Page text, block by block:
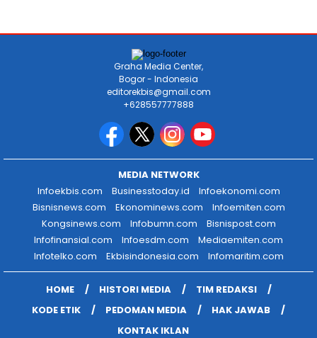
Graha Media Center,
Bogor - Indonesia
editorekbis@gmail.com
+628557777888
MEDIA NETWORK
Infoekbis.com
Businesstoday.id
Infoekonomi.com
Bisnisnews.com
Ekonominews.com
Infoemiten.com
Kongsinews.com
Infobumn.com
Bisnispost.com
Infofinansial.com
Infoesdm.com
Mediaemiten.com
Infotelko.com
Ekbisindonesia.com Infomaritim.com
HOME HISTORI MEDIA
TIM REDAKSI
KODE ETIK
PEDOMAN MEDIA
HAK JAWAB
KONTAK IKLAN